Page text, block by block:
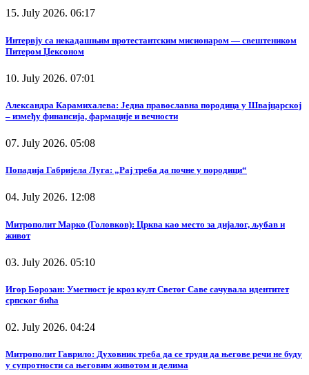
15. July 2026. 06:17
Интервју са некадашњим протестантским мисионаром — свештеником
Питером Џексоном
10. July 2026. 07:01
Александра Карамихалева: Једна православна породица у Швајцарској
– између финансија, фармације и вечности
07. July 2026. 05:08
Попадија Габријела Луга: „Рај треба да почне у породици“
04. July 2026. 12:08
Митрополит Марко (Головков): Црква као место за дијалог, љубав и
живот
03. July 2026. 05:10
Игор Борозан: Уметност је кроз култ Светог Саве сачувала идентитет
српског бића
02. July 2026. 04:24
Митрополит Гаврило: Духовник треба да се труди да његове речи не буду
у супротности са његовим животом и делима